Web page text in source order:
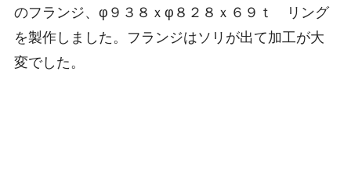
のフランジ、φ９３８ｘφ８２８ｘ６９ｔ リング
を製作しました。フランジはソリが出て加工が大
変でした。